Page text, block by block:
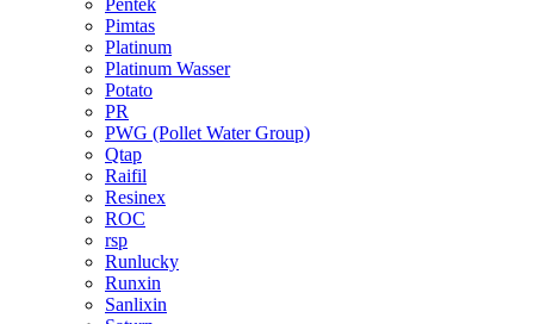
Pentek
Pimtas
Platinum
Platinum Wasser
Potato
PR
PWG (Pollet Water Group)
Qtap
Raifil
Resinex
ROC
rsp
Runlucky
Runxin
Sanlixin